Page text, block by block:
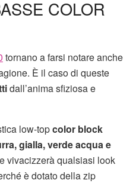
COLOR
tornano a farsi notare anche
È il caso di queste
dall’anima sfiziosa e
low-topcolor block
gialla, verde acqua e
vivacizzerà qualsiasi look
è dotato della zip